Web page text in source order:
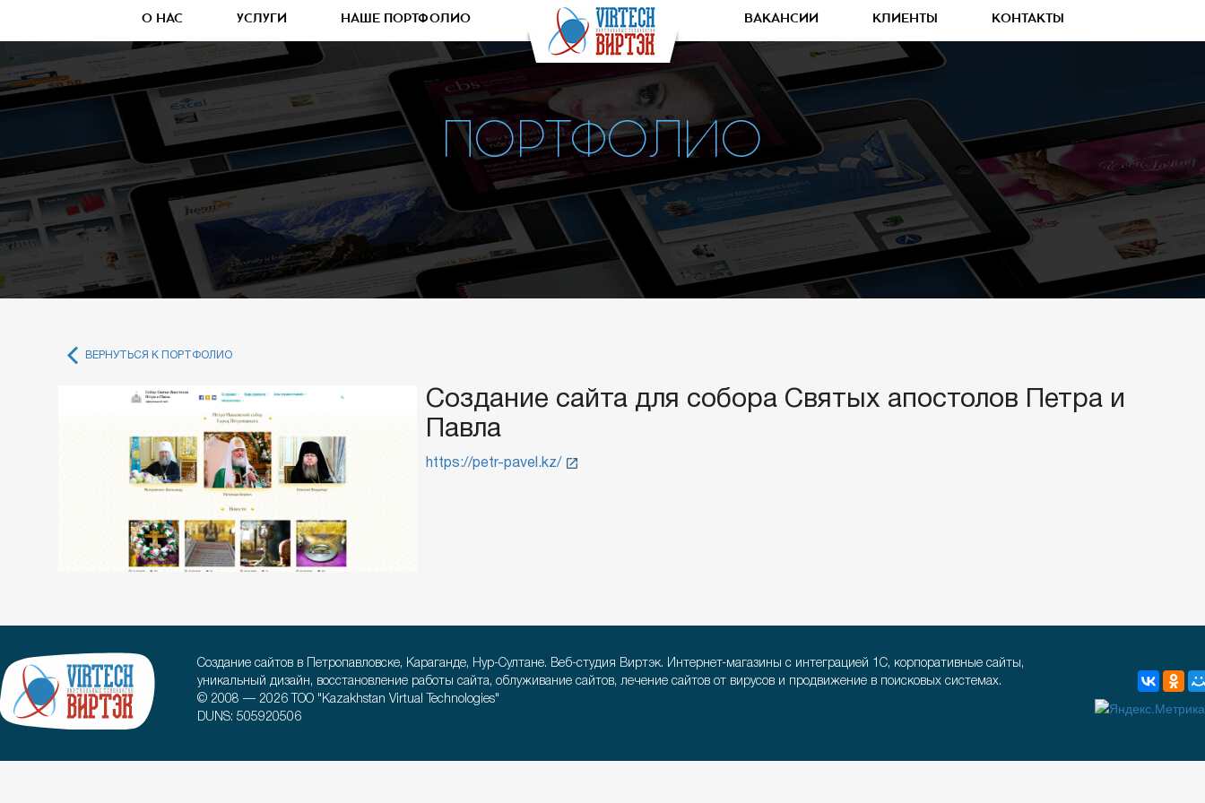
О НАС УСЛУГИ НАШЕ ПОРТФОЛИО ВАКАНСИИ КЛИЕНТЫ КОНТАКТЫ
ПОРТФОЛИО
ВЕРНУТЬСЯ К ПОРТФОЛИО
Создание сайта для собора Святых апостолов Петра и
Павла
https://petr-pavel.kz/
Создание сайтов в Петропавловске, Караганде, Нур-Султане. Веб-студия Виртэк. Интернет-магазины с интеграцией 1С, корпоративные сайты,
уникальный дизайн, восстановление работы сайта, облуживание сайтов, лечение сайтов от вирусов и продвижение в поисковых системах.
© 2008 — 2026 ТОО "Kazakhstan Virtual Technologies"
DUNS: 505920506